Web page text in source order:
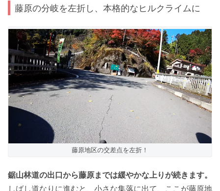
藤原の分岐を左折し、本格的なヒルクライムに
藤原地区の交差点を左折！
鋸山林道の出口から藤原までは緩やかな上りが続きます。
しばし道なりに進むと、小さな集落に出て、ここが藤原地